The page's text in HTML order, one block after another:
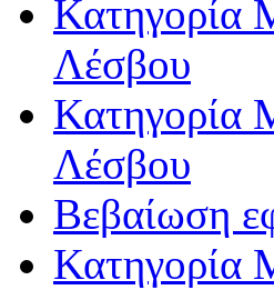
Κατηγορία
Λέσβου
Κατηγορία
Λέσβου
Βεβαίωση
Κατηγορία